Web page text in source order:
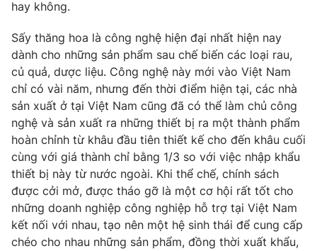
Hitech Công nghệ tương lai
Sản phẩm
Thị trường
Tư vấn
Lịch phát sóng
Chuyên mục khác
Emagazine Podcast
Photo Infographic
Video Shorts video
hay không.
Sấy thăng hoa là công nghệ hiện đại nhất hiện nay
dành cho những sản phẩm sau chế biến các loại rau,
củ quả, dược liệu. Công nghệ này mới vào Việt Nam
chỉ có vài năm, nhưng đến thời điểm hiện tại, các nhà
sản xuất ở tại Việt Nam cũng đã có thể làm chủ công
nghệ và sản xuất ra những thiết bị ra một thành phẩm
hoàn chỉnh từ khâu đầu tiên thiết kế cho đến khâu cuối
cùng với giá thành chỉ bằng 1/3 so với việc nhập khẩu
thiết bị này từ nước ngoài. Khi thể chế, chính sách
được cởi mở, được tháo gỡ là một cơ hội rất tốt cho
những doanh nghiệp công nghiệp hỗ trợ tại Việt Nam
kết nối với nhau, tạo nên một hệ sinh thái để cung cấp
chéo cho nhau những sản phẩm, đồng thời xuất khẩu,